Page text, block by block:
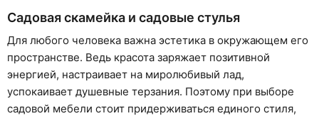
Садовая скамейка и садовые стулья
Для любого человека важна эстетика в окружающем его
пространстве. Ведь красота заряжает позитивной
энергией, настраивает на миролюбивый лад,
успокаивает душевные терзания. Поэтому при выборе
садовой мебели стоит придерживаться единого стиля,